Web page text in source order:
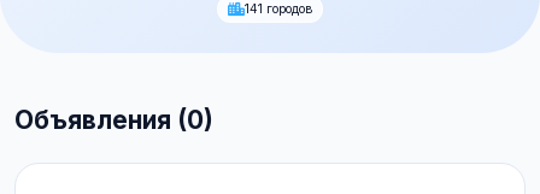
141 городов
Объявления (0)